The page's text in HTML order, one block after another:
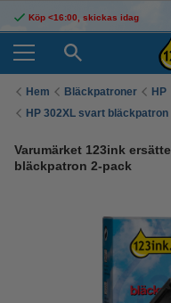
Köp <16:00, skickas idag
Hem Bläckpatroner HP
HP 302XL svart bläckpatron
Varumärket 123ink
bläckpatron 2-pack